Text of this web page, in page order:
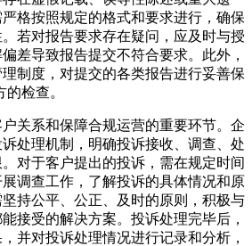
格按照规定的格式和要求进行，确保
若对报告要求存在疑问，应及时与授
差导致报告提交不符合要求。此外，
制度，对提交的各类报告进行妥善保
检查。
关系和保障合规运营的重要环节。企
处理机制，明确投诉接收、调查、处
对于客户提出的投诉，需在规定时间
调查工作，了解投诉的具体情况和原
持公平、公正、及时的原则，积极与
接受的解决方案。投诉处理完毕后，
并对投诉处理情况进行记录和分析，